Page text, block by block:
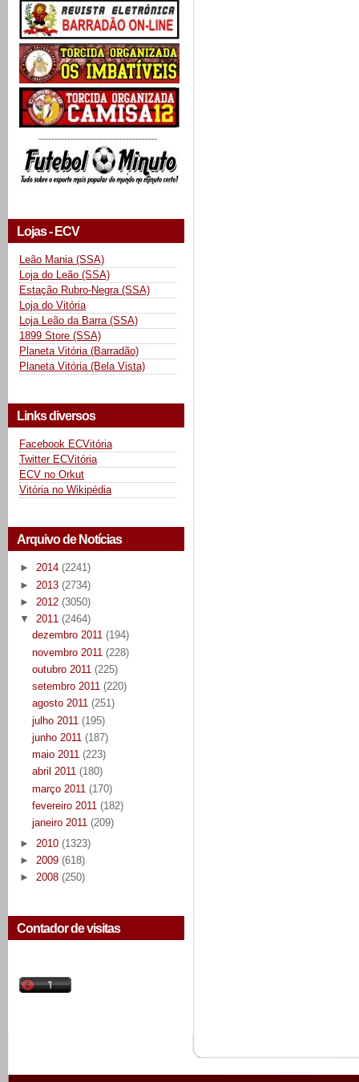
-------------------------------------
Lojas - ECV
Leão Mania (SSA)
Loja do Leão (SSA)
Estação Rubro-Negra (SSA)
Loja do Vitória
Loja Leão da Barra (SSA)
1899 Store (SSA)
Planeta Vitória (Barradão)
Planeta Vitória (Bela Vista)
Links diversos
Facebook ECVitória
Twitter ECVitória
ECV no Orkut
Vitória no Wikipédia
Arquivo de Notícias
► 2014 (2241)
► 2013 (2734)
► 2012 (3050)
▼ 2011 (2464)
dezembro 2011 (194)
novembro 2011 (228)
outubro 2011 (225)
setembro 2011 (220)
agosto 2011 (251)
julho 2011 (195)
junho 2011 (187)
maio 2011 (223)
abril 2011 (180)
março 2011 (170)
fevereiro 2011 (182)
janeiro 2011 (209)
► 2010 (1323)
► 2009 (618)
► 2008 (250)
Contador de visitas